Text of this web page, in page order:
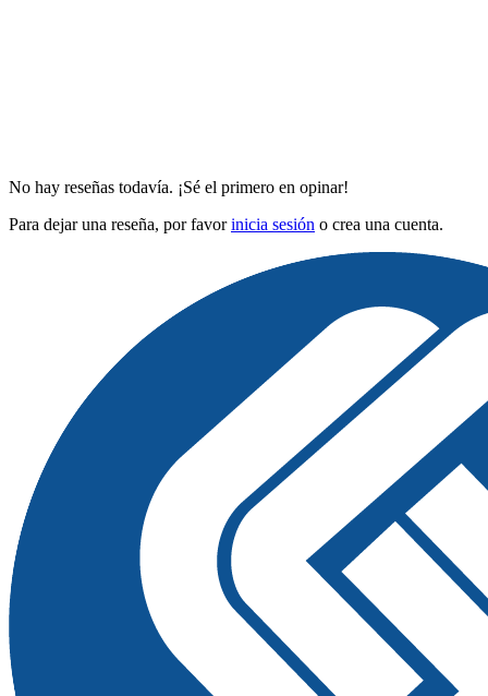
No hay reseñas todavía. ¡Sé el primero en opinar!
Para dejar una reseña, por favorinicia sesión o crea una cuenta.